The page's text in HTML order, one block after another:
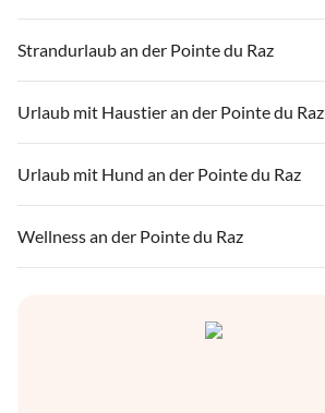
Strandurlaub an der Pointe du Raz
Urlaub mit Haustier an der Pointe du Raz
Urlaub mit Hund an der Pointe du Raz
Wellness an der Pointe du Raz